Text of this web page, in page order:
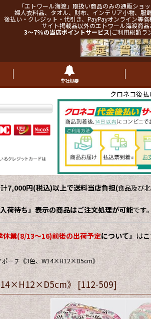
「エトワール海渡」取扱い商品のみの通販ショ
婦人衣料品、タオル、財布、インテリア小物、服
後払い・クレジット・代引き、PayPayオンライン等
サイト掲載品以外のエトワール海渡商品
3～7%の当店ポイントサービス(ご利用総額ラ
弊社概要
クロネコ後
7,000円(税込)以上で送料当店負担(食品及び
荷待ち」表示の商品はご注文処理が可能です
休業(8/13～16)前後の出荷予定について」 は
ポーチ《3色、W14×H12×D5cm》
》 [112-509]